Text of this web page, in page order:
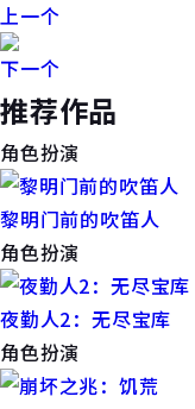
上一个
下一个
推荐作品
角色扮演
黎明门前的吹笛人
角色扮演
夜勤人2：无尽宝库
角色扮演